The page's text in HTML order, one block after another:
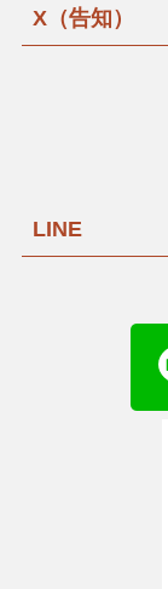
X（告知）
LINE